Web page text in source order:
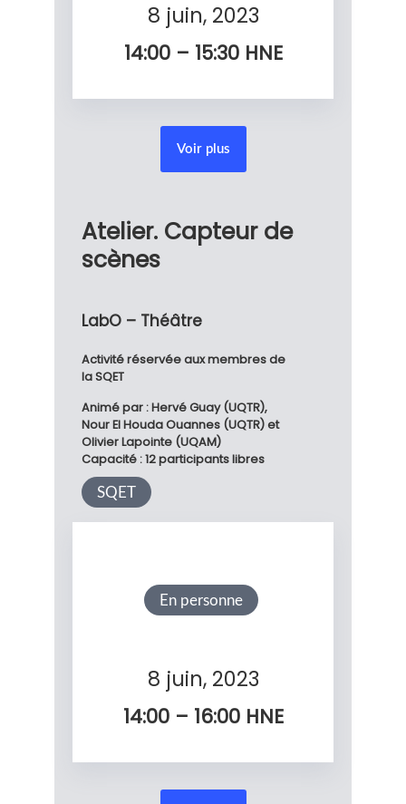
8 juin, 2023
14:00 – 15:30 HNE
Voir plus
En personne
8 juin, 2023
14:00 – 16:00 HNE
Atelier. Capteur de
scènes
LabO – Théâtre
Activité réservée aux membres de
la SQET
Animé par : Hervé Guay (UQTR),
Nour El Houda Ouannes (UQTR) et
Olivier Lapointe (UQAM)
Capacité : 12 participants libres
SQET